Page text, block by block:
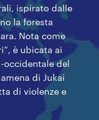
ispirato dalle
la foresta
Nota come
è ubicata ai
occidentale del
di Jukai
di violenze e